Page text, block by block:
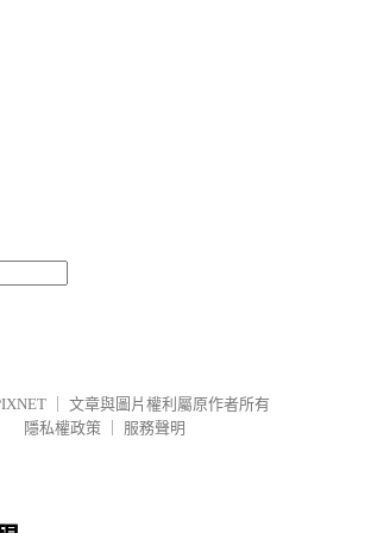
文章與圖片權利屬原作者所有
隱私權政策
服務聲明